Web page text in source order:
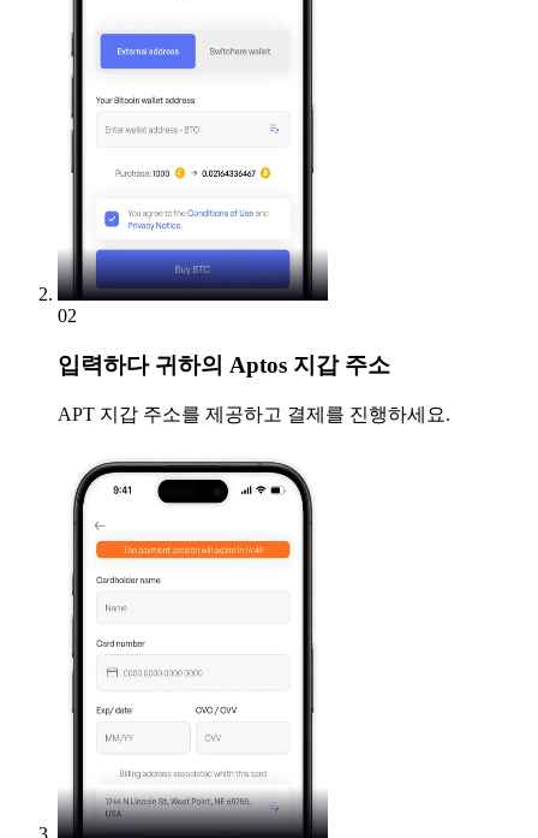
02
입력하다귀하의 Aptos 지갑 주소
APT 지갑 주소를 제공하고 결제를 진행하세요.